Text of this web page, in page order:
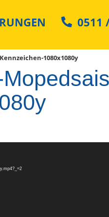
0511
1080x1080y